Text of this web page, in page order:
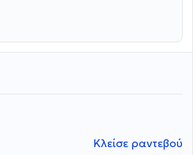
Κλείσε ραντεβού